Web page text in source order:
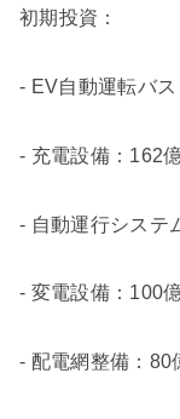
初期投資：
- EV自動運転バス
- 充電設備：162
- 自動運行システ
- 変電設備：100
- 配電網整備：80